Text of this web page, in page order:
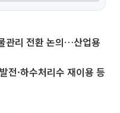
관리 전환 논의…산업용
전·하수처리수 재이용 등